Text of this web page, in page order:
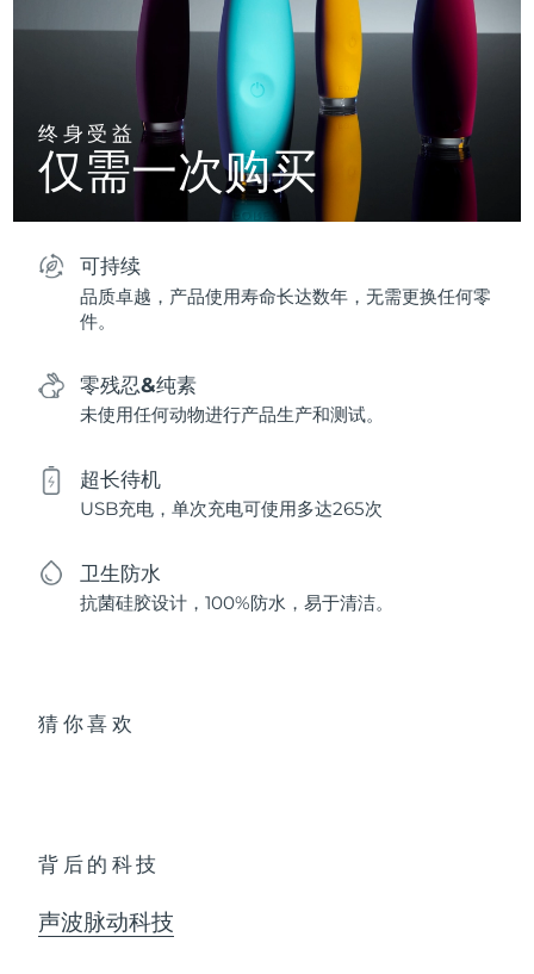
终身受益
仅需一次购买
可持续
品质卓越，产品使用寿命长达数年，无需更换任何零
件。
零残忍&纯素
未使用任何动物进行产品生产和测试。
超长待机
USB充电，单次充电可使用多达265次
卫生防水
抗菌硅胶设计，100%防水，易于清洁。
猜你喜欢
背后的科技
声波脉动科技